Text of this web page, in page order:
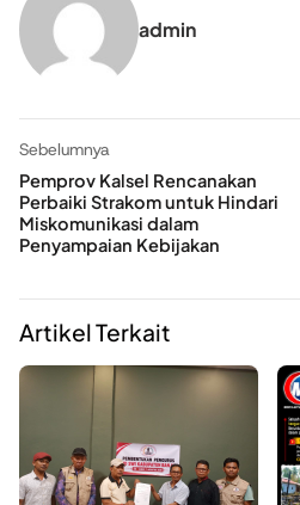
admin
Sebelumnya
Pemprov Kalsel Rencanakan
Perbaiki Strakom untuk Hindari
Miskomunikasi dalam
Penyampaian Kebijakan
Artikel Terkait